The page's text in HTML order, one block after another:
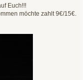
Euch!!!
möchte zahlt 9€/15€.